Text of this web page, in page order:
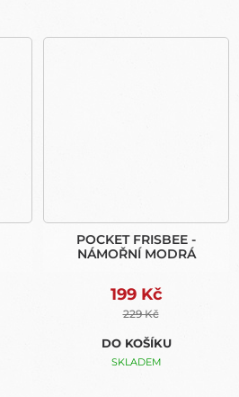
POCKET FRISBEE -
NÁMOŘNÍ MODRÁ
199 Kč
229 Kč
DO KOŠÍKU
SKLADEM